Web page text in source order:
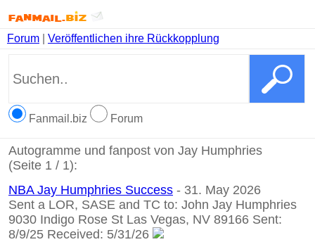
Forum Veröffentlichen ihre Rückkopplung
Fanmail.biz Forum
Autogramme und fanpost von Jay Humphries
(Seite 1 / 1):
NBA Jay Humphries Success - 31. May 2026
Sent a LOR, SASE and TC to: John Jay Humphries
9030 Indigo Rose St Las Vegas, NV 89166 Sent:
8/9/25 Received: 5/31/26